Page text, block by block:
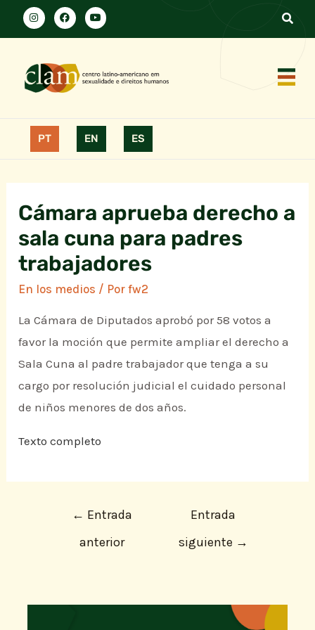
PT EN ES
Cámara aprueba derecho a
sala cuna para padres
trabajadores
En los medios / Porfw2
La Cámara de Diputados aprobó por 58 votos a
favor la moción que permite ampliar el derecho a
Sala Cuna al padre trabajador que tenga a su
cargo por resolución judicial el cuidado personal
de niños menores de dos años.
Texto completo
← Entrada
anterior
Entrada
siguiente →